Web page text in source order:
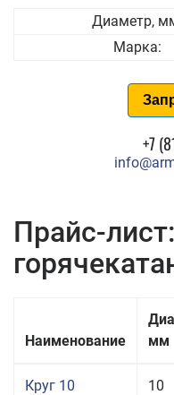
Диаметр,
Марка:
+7
Прайс-
Наименование
мм
Круг 10 10